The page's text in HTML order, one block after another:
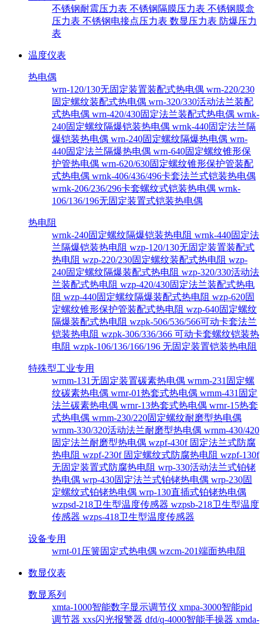
不锈钢耐震压力表 不锈钢隔膜压力表 不锈钢膜盒
压力表 不锈钢电接点压力表 数显压力表 防爆压力
表
温度仪表
热电偶
wrn-120/130无固定装置装配式热电偶 wrn-220/230
固定螺纹装配式热电偶 wrn-320/330活动法兰装配
式热电偶 wrn-420/430固定法兰装配式热电偶 wrnk-
240固定螺纹隔爆铠装热电偶 wrnk-440固定法兰隔
爆铠装热电偶 wrn-240固定螺纹隔爆热电偶 wrn-
440固定法兰隔爆热电偶 wrn-640固定螺纹锥形保
护管热电偶 wrn-620/630固定螺纹锥形保护管装配
式热电偶 wrnk-406/436/496卡套法兰式铠装热电偶
wrnk-206/236/296卡套螺纹式铠装热电偶 wrnk-
106/136/196无固定装置式铠装热电偶
热电阻
wrnk-240固定螺纹隔爆铠装热电阻 wrnk-440固定法
兰隔爆铠装热电阻 wzp-120/130无固定装置装配式
热电阻 wzp-220/230固定螺纹装配式热电阻 wzp-
240固定螺纹隔爆装配式热电阻 wzp-320/330活动法
兰装配式热电阻 wzp-420/430固定法兰装配式热电
阻 wzp-440固定螺纹隔爆装配式热电阻 wzp-620固
定螺纹锥形保护管装配式热电阻 wzp-640固定螺纹
隔爆装配式热电阻 wzpk-506/536/566可动卡套法兰
铠装热电阻 wzpk-306/336/366 可动卡套螺纹铠装热
电阻 wzpk-106/136/166/196 无固定装置铠装热电阻
特殊型工业专用
wrnm-131无固定装置碳素热电偶 wrnm-231固定螺
纹碳素热电偶 wrnr-01热套式热电偶 wrnm-431固定
法兰碳素热电偶 wrnr-13热套式热电偶 wrnr-15热套
式热电偶 wrnm-230/220固定螺纹耐磨型热电偶
wrnm-330/320活动法兰耐磨型热电偶 wrnm-430/420
固定法兰耐磨型热电偶 wzpf-430f 固定法兰式防腐
热电阻 wzpf-230f 固定螺纹式防腐热电阻 wzpf-130f
无固定装置式防腐热电阻 wrp-330活动法兰式铂铑
热电偶 wrp-430固定法兰式铂铑热电偶 wrp-230固
定螺纹式铂铑热电偶 wrp-130直插式铂铑热电偶
wzpsd-218卫生型温度传感器 wzpsb-218卫生型温度
传感器 wzps-418卫生型温度传感器
设备专用
wrnt-01压簧固定式热电偶 wzcm-201端面热电阻
数显仪表
数显系列
xmta-1000智能数字显示调节仪 xmpa-3000智能pid
调节器 xxs闪光报警器 dfd/q-4000智能手操器 xmda-